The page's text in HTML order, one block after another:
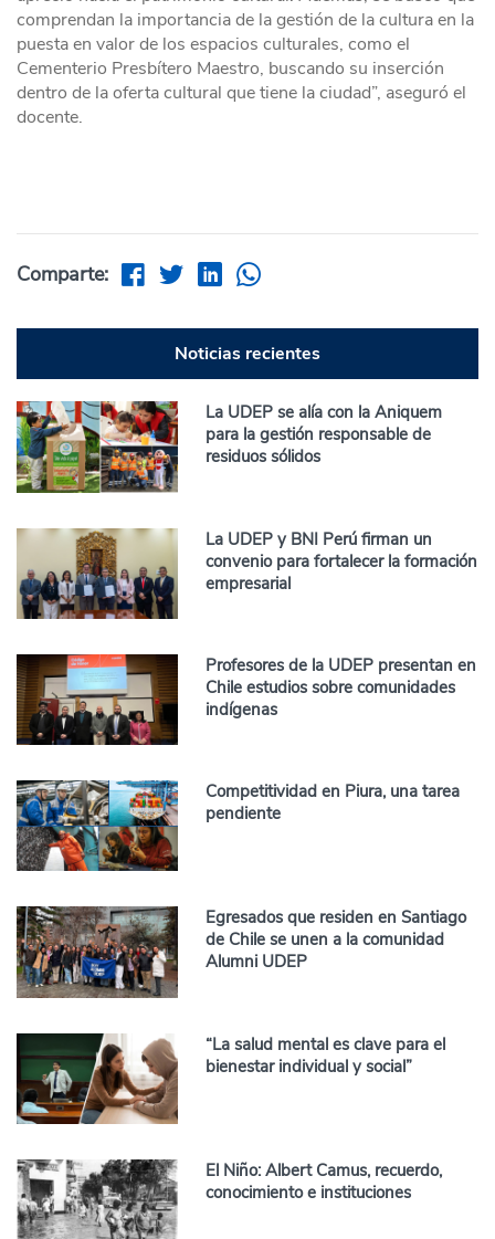
comprendan la importancia de la gestión de la cultura en la
puesta en valor de los espacios culturales, como el
Cementerio Presbítero Maestro, buscando su inserción
dentro de la oferta cultural que tiene la ciudad”, aseguró el
docente.
Comparte:
Noticias recientes
La UDEP se alía con la Aniquem
para la gestión responsable de
residuos sólidos
La UDEP y BNI Perú firman un
convenio para fortalecer la formación
empresarial
Profesores de la UDEP presentan en
Chile estudios sobre comunidades
indígenas
Competitividad en Piura, una tarea
pendiente
Egresados que residen en Santiago
de Chile se unen a la comunidad
Alumni UDEP
“La salud mental es clave para el
bienestar individual y social”
El Niño: Albert Camus, recuerdo,
conocimiento e instituciones